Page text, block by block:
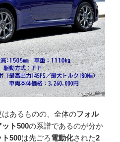
はあるものの、全体のフォル
ット500の系譜であるのが分か
ト500は先ごろ電動化された2